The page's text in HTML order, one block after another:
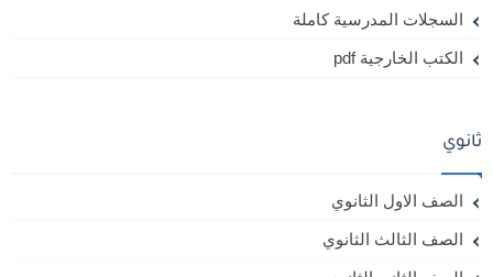
السجلات المدرسية كاملة
الكتب الخارجية pdf
ثانوي
الصف الاول الثانوي
الصف الثالث الثانوي